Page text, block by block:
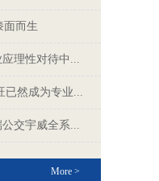
面而生
理性对待中...
已然成为专业...
交宇威全系...
More >